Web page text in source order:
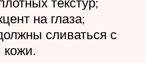
на глаза;
сливаться с
кожи.